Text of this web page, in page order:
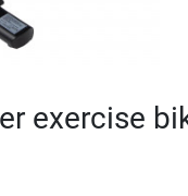
exercise